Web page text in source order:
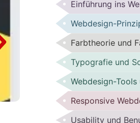
Einführung ins
Webdesign-
Farbtheorie und
Typografie und
Webdesign-Tools
Responsive
Usability und